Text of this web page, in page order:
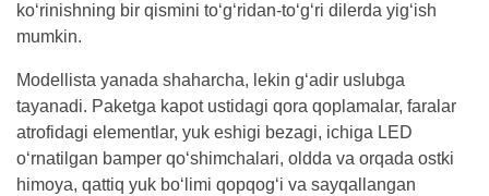
ko‘rinishning bir qismini to‘g‘ridan-to‘g‘ri dilerda yig‘ish
mumkin.
Modellista yanada shaharcha, lekin g‘adir uslubga
tayanadi. Paketga kapot ustidagi qora qoplamalar, faralar
atrofidagi elementlar, yuk eshigi bezagi, ichiga LED
o‘rnatilgan bamper qo‘shimchalari, oldda va orqada ostki
himoya, qattiq yuk bo‘limi qopqog‘i va sayqallangan